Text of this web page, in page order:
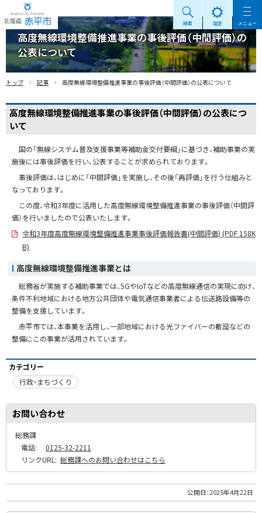
Akabira City Hokkaido 北海道 赤平市
検索 設定 メニュー
高度無線環境整備推進事業の事後評価（中間評価）の
公表について
トップ › 記事 › 高度無線環境整備推進事業の事後評価（中間評価）の公表について
高度無線環境整備推進事業の事後評価（中間評価）の公表につ
いて
国の「無線システム普及支援事業等補助金交付要綱」に基づき、補助事業の実
施後には事後評価を行い、公表することが求められております。
事後評価は、はじめに「中間評価」を実施し、その後「再評価」を行う仕組みと
なっております。
この度、令和3年度に活用した高度無線環境整備推進事業の事後評価（中間評
価）を行いましたので公表いたします。
令和3年度高度無線環境整備推進事業事後評価報告書(中間評価) (PDF 158K
B)
高度無線環境整備推進事業とは
総務省が実施する補助事業では、5GやIoTなどの高度無線通信の実現に向け、
条件不利地域における地方公共団体や電気通信事業者による伝送路設備等の
整備を支援しています。
赤平市では、本事業を活用し、一部地域における光ファイバーの敷設などの
整備にこの事業が活用されています。
カテゴリー
行政・まちづくり
お問い合わせ
総務課
電話:
0125-32-2211
リンクURL: 総務課へのお問い合わせはこちら
公開日：2025年4月22日